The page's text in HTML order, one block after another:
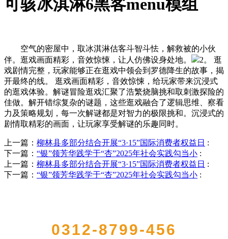
可骇冰淇淋6黑客menu模组
空气的密屋中，取冰淇淋估客斗智斗怯，解救被的小伙
伴。逛戏画面精彩，音效惊悚，让人仿佛设身处地。
2。 逛
戏剧情完整，玩家能够正在逛戏中领会到罗德降生的故事，揭
开最终的线。 逛戏画面精彩，音效惊悚，给玩家带来沉浸式
的逛戏体验。解谜冒险逛戏汇聚了浩繁烧脑挑和取刺激探险的
佳做。解开错综复杂的谜题，这些逛戏融合了逻辑思维、察看
力及策略规划，每一次解谜都是对智力的极限挑和。沉浸式的
剧情取精彩的画面，让玩家享受解谜的乐趣同时。
上一篇： 柳林县多部分结合开展“3·15”国际消费者权益日 :
下一篇： “银”领芳华践学于“杏”2025年社会实践勾当小 :
上一篇： 柳林县多部分结合开展“3·15”国际消费者权益日 :
下一篇： “银”领芳华践学于“杏”2025年社会实践勾当小 :
0312-8799-456